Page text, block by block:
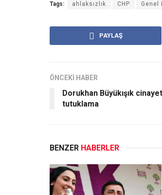
Tags: ahlaksızlık CHP Genel
PAYLAŞ
ÖNCEKİ HABER
Dorukhan Büyükışık
tutuklama
BENZER HABERLER